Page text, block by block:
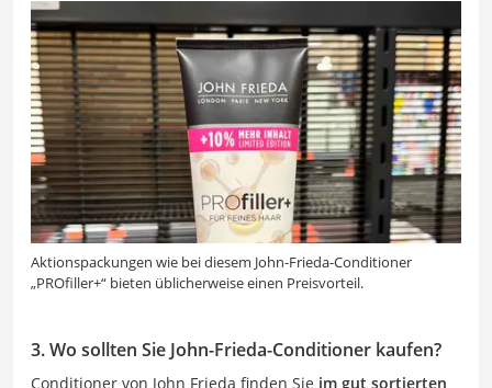
Aktionspackungen wie bei diesem John-Frieda-Conditioner
„PROfiller+“ bieten üblicherweise einen Preisvorteil.
3. Wo sollten Sie John-Frieda-Conditioner kaufen?
Conditioner von John Frieda finden Sie im gut sortierten